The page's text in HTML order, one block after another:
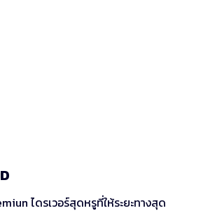
ไดรเวอร์สุดหรูที่ให้ระยะทางสุด